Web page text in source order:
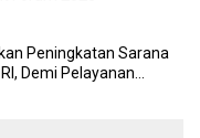
Peningkatan Sarana
Demi Pelayanan